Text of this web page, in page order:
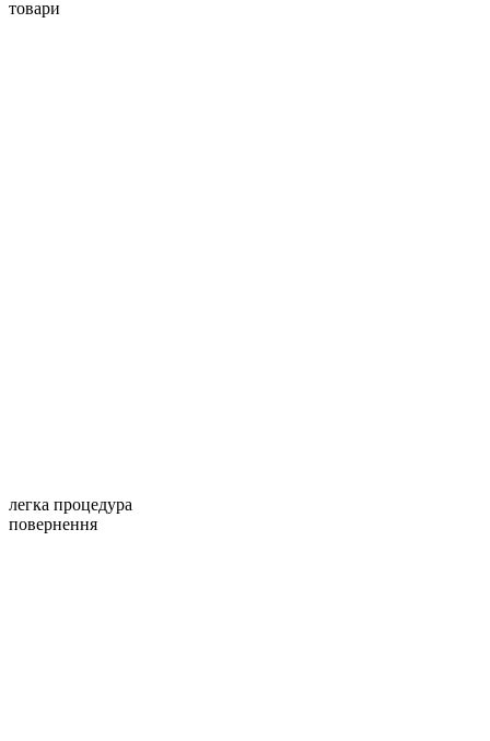
товари
легка процедура
повернення